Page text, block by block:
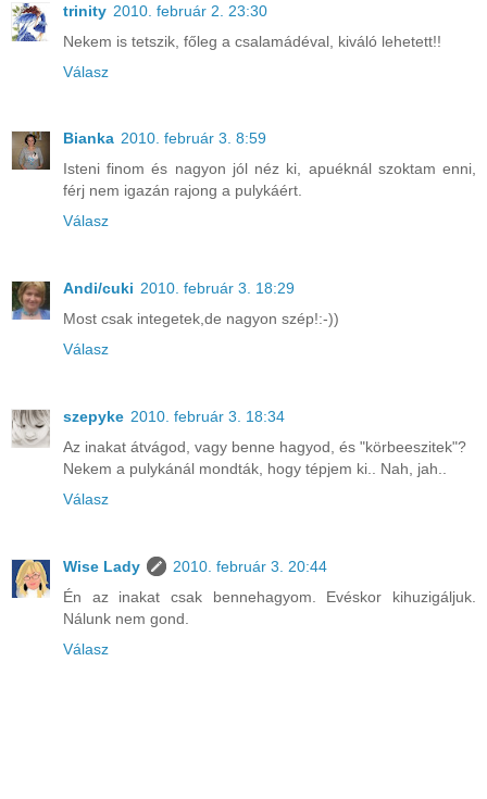
trinity 2010. február 2. 23:30
Nekem is tetszik, főleg a csalamádéval, kiváló lehetett!!
Válasz
Bianka 2010. február 3. 8:59
Isteni finom és nagyon jól néz ki, apuéknál szoktam enni,
férj nem igazán rajong a pulykáért.
Válasz
Andi/cuki 2010. február 3. 18:29
Most csak integetek,de nagyon szép!:-))
Válasz
szepyke 2010. február 3. 18:34
Az inakat átvágod, vagy benne hagyod, és "körbeeszitek"?
Nekem a pulykánál mondták, hogy tépjem ki.. Nah, jah..
Válasz
Wise Lady
2010. február 3. 20:44
Én az inakat csak bennehagyom. Evéskor kihuzigáljuk.
Nálunk nem gond.
Válasz